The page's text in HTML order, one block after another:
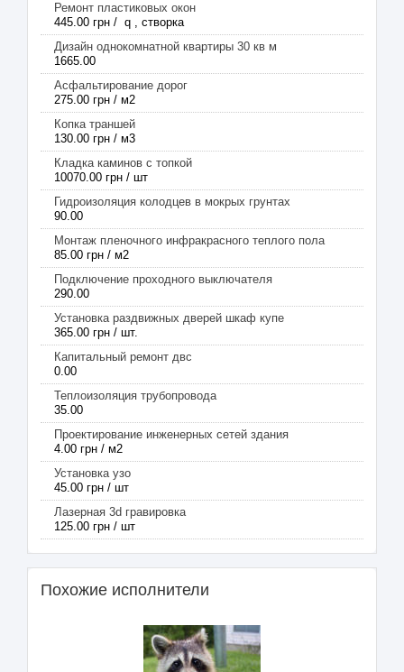
Ремонт пластиковых окон
445.00 грн / q , створка
Дизайн однокомнатной квартиры 30 кв м
1665.00
Асфальтирование дорог
275.00 грн / м2
Копка траншей
130.00 грн / м3
Кладка каминов с топкой
10070.00 грн / шт
Гидроизоляция колодцев в мокрых грунтах
90.00
Монтаж пленочного инфракрасного теплого пола
85.00 грн / м2
Подключение проходного выключателя
290.00
Установка раздвижных дверей шкаф купе
365.00 грн / шт.
Капитальный ремонт двс
0.00
Теплоизоляция трубопровода
35.00
Проектирование инженерных сетей здания
4.00 грн / м2
Установка узо
45.00 грн / шт
Лазерная 3d гравировка
125.00 грн / шт
Похожие исполнители